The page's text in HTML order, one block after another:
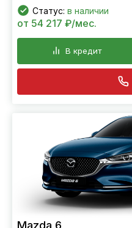
Статус: в наличии
от 54 217 ₽/мес.
В кредит
Mazda 6